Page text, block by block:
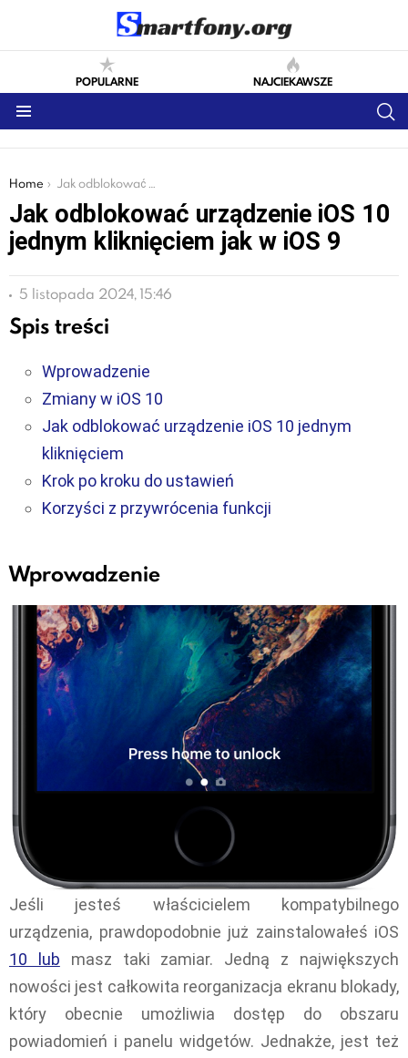
POPULARNE NAJCIEKAWSZE
You are here:
Home Jak odblokować urządzenie iOS 10 jednym kliknięciem jak w iOS 9
Jak odblokować urządzenie iOS 10
jednym kliknięciem jak w iOS 9
5 listopada 2024, 15:46
Spis treści
Wprowadzenie
Zmiany w iOS 10
Jak odblokować urządzenie iOS 10 jednym
kliknięciem
Krok po kroku do ustawień
Korzyści z przywrócenia funkcji
Wprowadzenie
Jeśli jesteś właścicielem kompatybilnego
urządzenia, prawdopodobnie już zainstalowałeś iOS
10 lub masz taki zamiar. Jedną z największych
nowości jest całkowita reorganizacja ekranu blokady,
który obecnie umożliwia dostęp do obszaru
powiadomień i panelu widgetów. Jednakże, jest też